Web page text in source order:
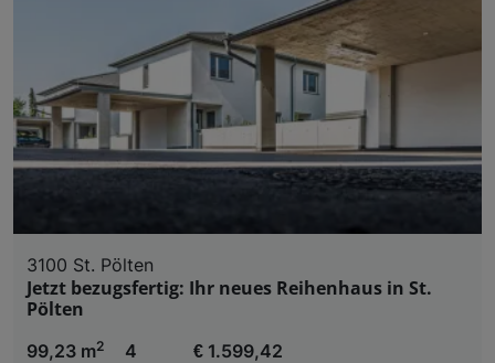
3100 St. Pölten
Jetzt bezugsfertig: Ihr neues Reihenhaus in St.
Pölten
99,23 m2
4 € 1.599,42